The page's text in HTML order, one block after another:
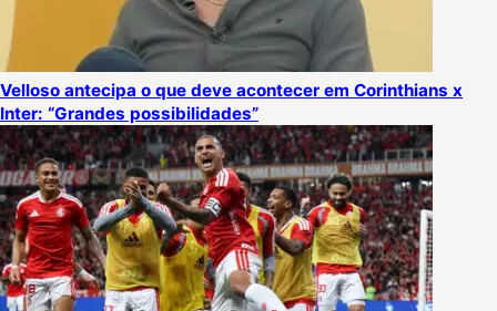
Velloso antecipa o que deve acontecer em Corinthians x
Inter: “Grandes possibilidades”